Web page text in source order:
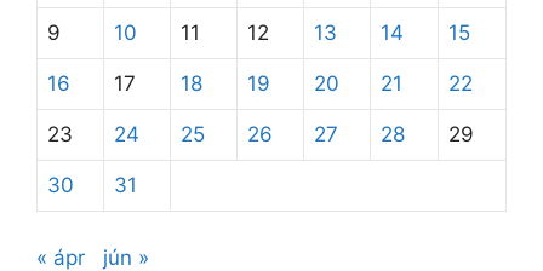
9 10 11 12 13 14 15
16 17 18 19 20 21 22
23 24 25 26 27 28 29
30 31
« ápr jún »